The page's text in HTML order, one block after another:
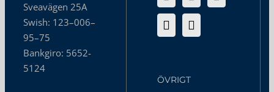
Sveavägen 25A
Swish: 123–006–
95–75
Bankgiro: 5652-
5124
ÖVRIGT